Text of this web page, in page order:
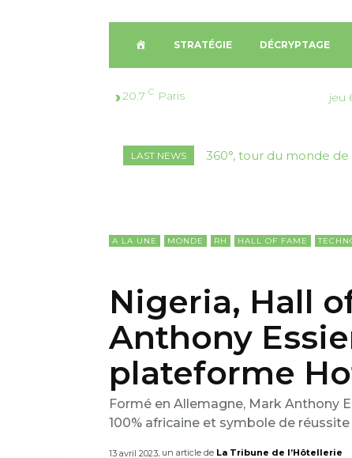
U
I
STRATÉGIE DÉCRYPTAGE
20.7 C Paris jeu
LAST NEWS 360°, tour du monde
A LA UNE MONDE RH HALL OF FAME
Nigeria, Hall
Anthony
plateforme
Formé en Allemagne, Mark Anthony
100% africaine et symbole de
13 avril 2023, un article de La Tribune de l’Hôtellerie